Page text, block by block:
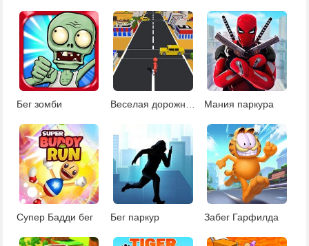
Бег зомби Мания паркура
Супер Бадди бег Бег паркур Забег Гарфилда